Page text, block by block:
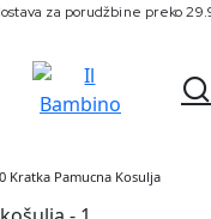
za porudžbine preko
Kratka Pamucna Kosulja